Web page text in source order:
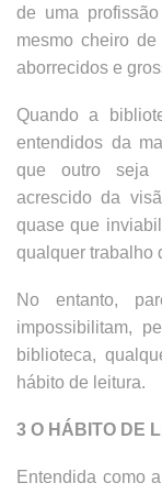
de uma
mesmo cheiro
aborrecidos e
Quando a
entendidos da
que outro seja
acrescido da
quase que
qualquer trabalho
No entanto,
impossibilitam,
biblioteca,
hábito de leitura.
3 O HÁBITO DE
Entendida como